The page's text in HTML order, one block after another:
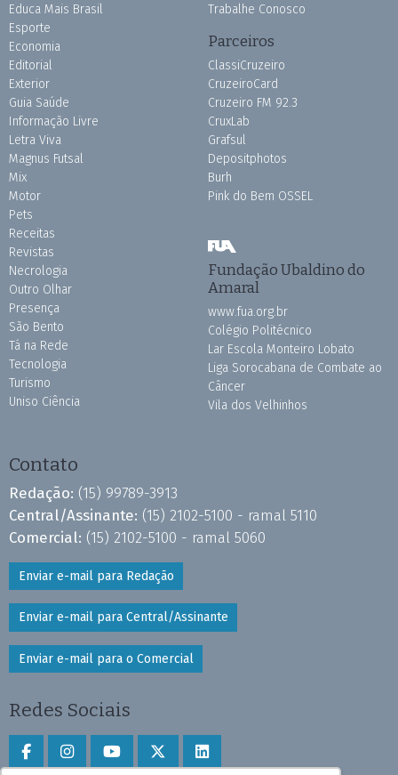
Educa Mais Brasil
Esporte
Economia
Editorial
Exterior
Guia Saúde
Informação Livre
Letra Viva
Magnus Futsal
Mix
Motor
Pets
Receitas
Revistas
Necrologia
Outro Olhar
Presença
São Bento
Tá na Rede
Tecnologia
Turismo
Uniso Ciência
Trabalhe Conosco
Parceiros
ClassiCruzeiro
CruzeiroCard
Cruzeiro FM 92.3
CruxLab
Grafsul
Depositphotos
Burh
Pink do Bem OSSEL
Fundação Ubaldino do
Amaral
www.fua.org.br
Colégio Politécnico
Lar Escola Monteiro Lobato
Liga Sorocabana de Combate ao
Câncer
Vila dos Velhinhos
Contato
Redação: (15) 99789-3913
Central/Assinante: (15) 2102-5100 - ramal 5110
Comercial: (15) 2102-5100 - ramal 5060
Enviar e-mail para Redação
Enviar e-mail para Central/Assinante
Enviar e-mail para o Comercial
Redes Sociais